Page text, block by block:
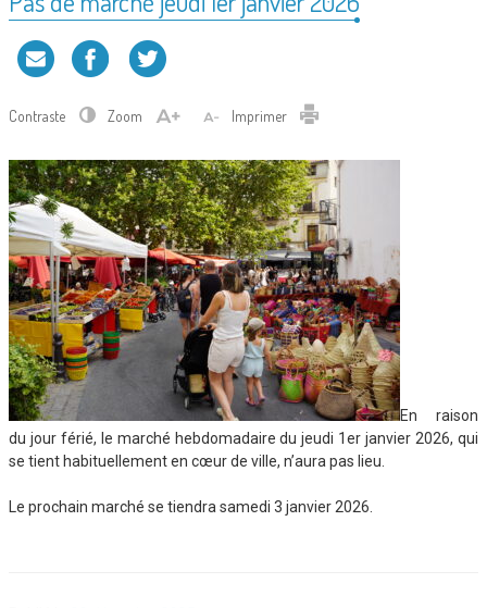
Contraste Zoom Imprimer
En raison
du jour férié, le marché hebdomadaire du jeudi 1er janvier 2026, qui
se tient habituellement en cœur de ville, n’aura pas lieu.
Le prochain marché se tiendra samedi 3 janvier 2026.